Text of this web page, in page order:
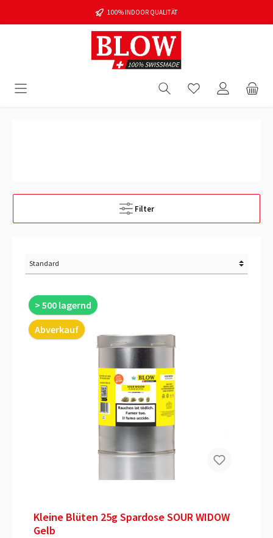
100% INDOOR QUALITÄT
Filter
> 500 lagernd
Abverkauf
Kleine Blüten 25g Spardose SOUR WIDOW
Gelb